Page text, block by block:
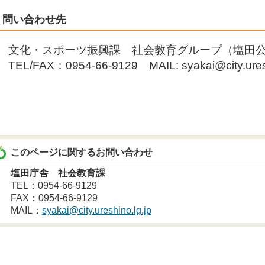
問い合わせ先
文化・スポーツ振興課 社会教育グループ（塩田公
TEL/FAX：0954-66-9129 MAIL:
このページに関するお問い合わせ
塩田庁舎 社会教育課
TEL：0954-66-9129
FAX：0954-66-9129
MAIL： syakai@city.ureshino.lg.jp